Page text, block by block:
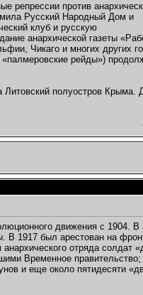
репрессии против
Русский Народный Дом и
клуб и русскую
анархической газеты
Чикаго и многих других
рейды»)
полуостров Крыма.
движения с 1904. В
В 1917 был арестован на
отряда солдат
Временное правительство;
и еще около пятидесяти